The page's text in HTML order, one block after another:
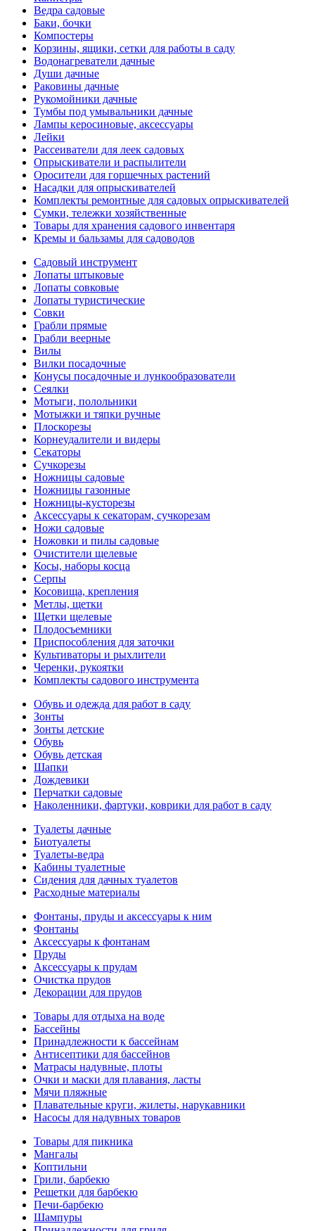
Ведра садовые
Баки, бочки
Компостеры
Корзины, ящики, сетки для работы в саду
Водонагреватели дачные
Души дачные
Раковины дачные
Рукомойники дачные
Тумбы под умывальники дачные
Лампы керосиновые, аксессуары
Лейки
Рассеиватели для леек садовых
Опрыскиватели и распылители
Оросители для горшечных растений
Насадки для опрыскивателей
Комплекты ремонтные для садовых опрыскивателей
Сумки, тележки хозяйственные
Товары для хранения садового инвентаря
Кремы и бальзамы для садоводов
Садовый инструмент
Лопаты штыковые
Лопаты совковые
Лопаты туристические
Совки
Грабли прямые
Грабли веерные
Вилы
Вилки посадочные
Конусы посадочные и лункообразователи
Сеялки
Мотыги, полольники
Мотыжки и тяпки ручные
Плоскорезы
Корнеудалители и видеры
Секаторы
Сучкорезы
Ножницы садовые
Ножницы газонные
Ножницы-кусторезы
Аксессуары к секаторам, сучкорезам
Ножи садовые
Ножовки и пилы садовые
Очистители щелевые
Косы, наборы косца
Серпы
Косовища, крепления
Метлы, щетки
Щетки щелевые
Плодосъемники
Приспособления для заточки
Культиваторы и рыхлители
Черенки, рукоятки
Комплекты садового инструмента
Обувь и одежда для работ в саду
Зонты
Зонты детские
Обувь
Обувь детская
Шапки
Дождевики
Перчатки садовые
Наколенники, фартуки, коврики для работ в саду
Туалеты дачные
Биотуалеты
Туалеты-ведра
Кабины туалетные
Сидения для дачных туалетов
Расходные материалы
Фонтаны, пруды и аксессуары к ним
Фонтаны
Аксессуары к фонтанам
Пруды
Аксессуары к прудам
Очистка прудов
Декорации для прудов
Товары для отдыха на воде
Бассейны
Принадлежности к бассейнам
Антисептики для бассейнов
Матраcы надувные, плоты
Очки и маски для плавания, ласты
Мячи пляжные
Плавательные круги, жилеты, нарукавники
Насосы для надувных товаров
Товары для пикника
Мангалы
Коптильни
Грили, барбекю
Решетки для барбекю
Печи-барбекю
Шампуры